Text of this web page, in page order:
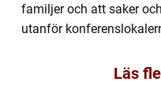
familjer och att saker
utanför
Läs